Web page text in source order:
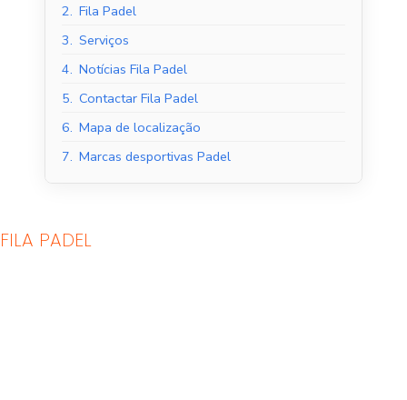
2. Fila Padel
3. Serviços
4. Notícias Fila Padel
5. Contactar Fila Padel
6. Mapa de localização
7. Marcas desportivas Padel
FILA PADEL